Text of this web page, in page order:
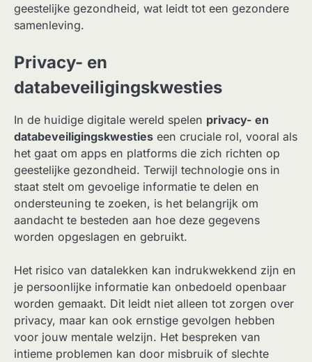
geestelijke gezondheid, wat leidt tot een gezondere
samenleving.
Privacy- en
databeveiligingskwesties
In de huidige digitale wereld spelen privacy- en
databeveiligingskwesties een cruciale rol, vooral als
het gaat om apps en platforms die zich richten op
geestelijke gezondheid. Terwijl technologie ons in
staat stelt om gevoelige informatie te delen en
ondersteuning te zoeken, is het belangrijk om
aandacht te besteden aan hoe deze gegevens
worden opgeslagen en gebruikt.
Het risico van datalekken kan indrukwekkend zijn en
je persoonlijke informatie kan onbedoeld openbaar
worden gemaakt. Dit leidt niet alleen tot zorgen over
privacy, maar kan ook ernstige gevolgen hebben
voor jouw mentale welzijn. Het bespreken van
intieme problemen kan door misbruik of slechte